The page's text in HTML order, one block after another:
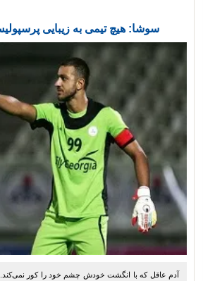
سوشا: هیچ تیمی به زیبایی
آدم عاقل که با انگشت خودش چشم خود را کور